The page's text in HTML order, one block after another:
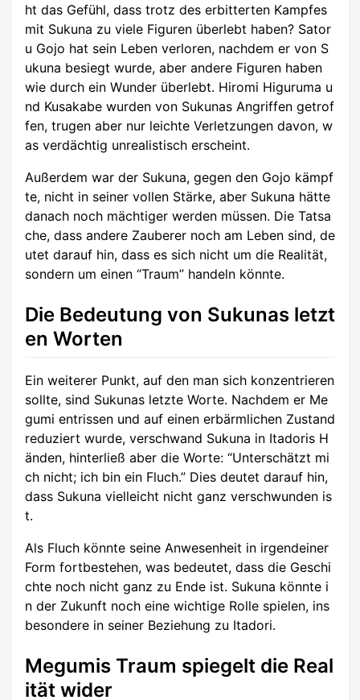
ht das Gefühl, dass trotz des erbitterten Kampfes
mit Sukuna zu viele Figuren überlebt haben? Sator
u Gojo hat sein Leben verloren, nachdem er von S
ukuna besiegt wurde, aber andere Figuren haben
wie durch ein Wunder überlebt. Hiromi Higuruma u
nd Kusakabe wurden von Sukunas Angriffen getrof
fen, trugen aber nur leichte Verletzungen davon, w
as verdächtig unrealistisch erscheint.
Außerdem war der Sukuna, gegen den Gojo kämpf
te, nicht in seiner vollen Stärke, aber Sukuna hätte
danach noch mächtiger werden müssen. Die Tatsa
che, dass andere Zauberer noch am Leben sind, de
utet darauf hin, dass es sich nicht um die Realität,
sondern um einen “Traum” handeln könnte.
Die Bedeutung von Sukunas letzt
en Worten
Ein weiterer Punkt, auf den man sich konzentrieren
sollte, sind Sukunas letzte Worte. Nachdem er Me
gumi entrissen und auf einen erbärmlichen Zustand
reduziert wurde, verschwand Sukuna in Itadoris H
änden, hinterließ aber die Worte: “Unterschätzt mi
ch nicht; ich bin ein Fluch.” Dies deutet darauf hin,
dass Sukuna vielleicht nicht ganz verschwunden is
t.
Als Fluch könnte seine Anwesenheit in irgendeiner
Form fortbestehen, was bedeutet, dass die Geschi
chte noch nicht ganz zu Ende ist. Sukuna könnte i
n der Zukunft noch eine wichtige Rolle spielen, ins
besondere in seiner Beziehung zu Itadori.
Megumis Traum spiegelt die Real
ität wider